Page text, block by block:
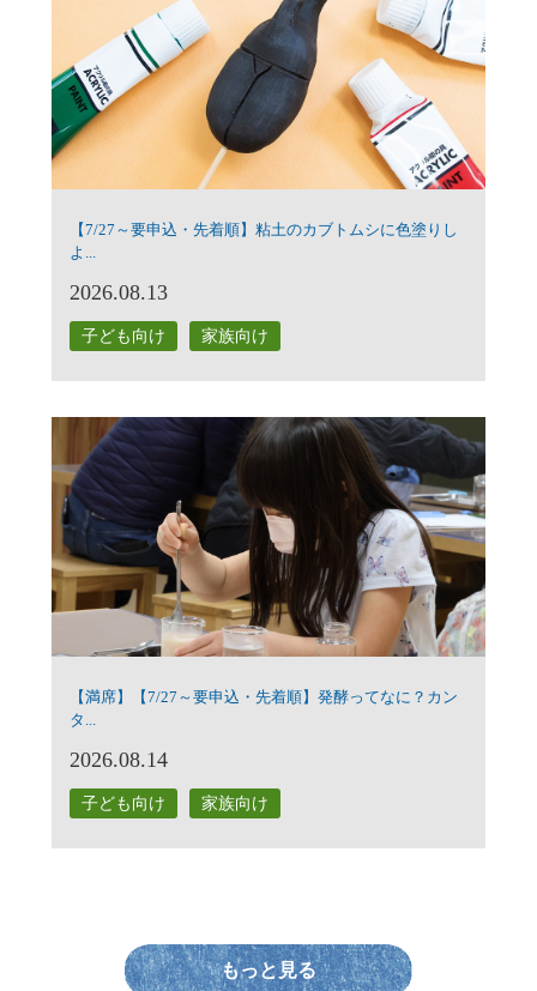
【7/27～要申込・先着順】粘土のカブトムシに色塗りし
よ...
2026.08.13
子ども向け 家族向け
【満席】【7/27～要申込・先着順】発酵ってなに？カン
タ...
2026.08.14
子ども向け 家族向け
もっと見る